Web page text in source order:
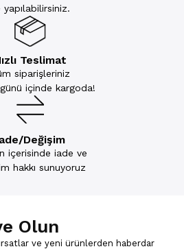
yapılabilirsiniz.
Teslimat
siparişleriniz
içinde kargoda!
Değişim
içerisinde iade ve
hakkı sunuyoruz
Olun
ve yeni ürünlerden haberdar